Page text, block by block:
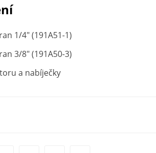
1/4" (191A51-1)
3/8" (191A50-3)
a nabíječky